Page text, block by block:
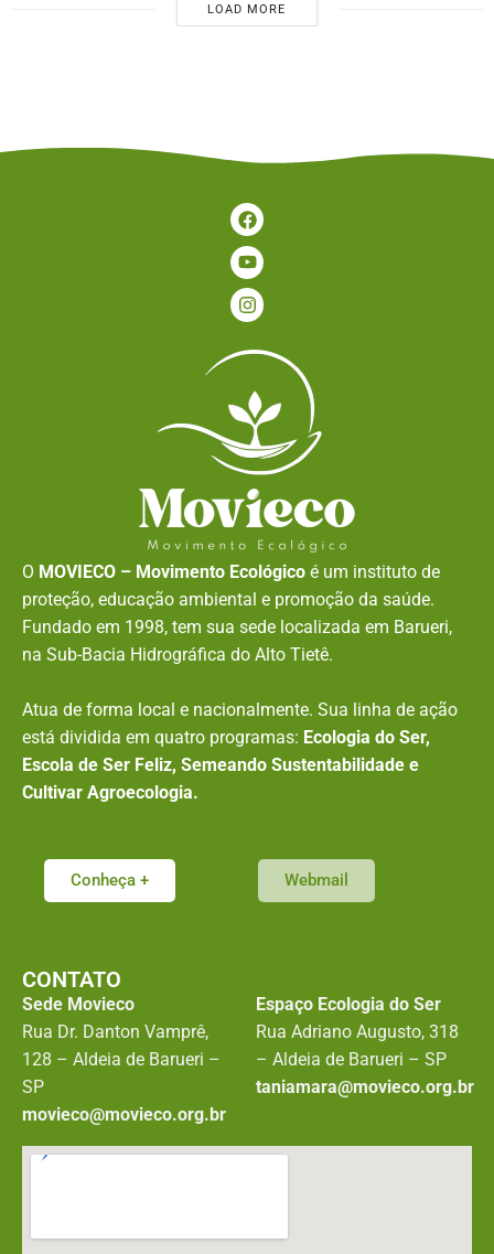
LOAD MORE
O MOVIECO – Movimento Ecológico é um instituto de
proteção, educação ambiental e promoção da saúde.
Fundado em 1998, tem sua sede localizada em Barueri,
na Sub-Bacia Hidrográfica do Alto Tietê.
Atua de forma local e nacionalmente. Sua linha de ação
está dividida em quatro programas: Ecologia do Ser,
Escola de Ser Feliz, Semeando Sustentabilidade e
Cultivar Agroecologia.
Conheça + Webmail
CONTATO
Sede Movieco
Rua Dr. Danton Vamprê,
128 – Aldeia de Barueri –
SP
movieco@movieco.org.br
Espaço Ecologia do Ser
Rua Adriano Augusto, 318
– Aldeia de Barueri – SP
taniamara@movieco.org.br